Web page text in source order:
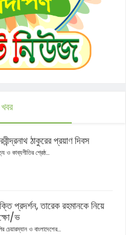
ঠাকুরের প্রয়াণ দিবস
ও কাব্যগীতির শ্রেষ্ঠ...
প্রদর্শন, তারেক রহমানকে নিয়ে
ভ
ও বাংলাদেশের...